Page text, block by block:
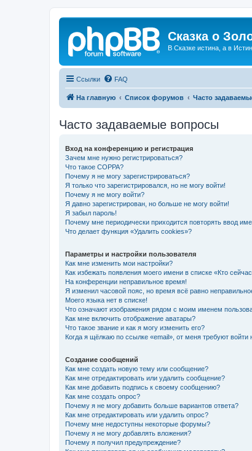
Сказка о
В Сказке истина, а в
Ссылки FAQ
На главную Список форумов Часто
Часто задаваемые вопросы
Вход на конференцию и регистрация
Зачем мне нужно регистрироваться?
Что такое COPPA?
Почему я не могу зарегистрироваться?
Я только что зарегистрировался, но не могу войти!
Почему я не могу войти?
Я давно зарегистрирован, но больше не могу войти!
Я забыл пароль!
Почему мне периодически приходится повторять ввод
Что делает функция «Удалить cookies»?
Параметры и настройки пользователя
Как мне изменить мои настройки?
Как избежать появления моего имени в списке «Кто
На конференции неправильное время!
Я изменил часовой пояс, но время всё равно
Моего языка нет в списке!
Что означают изображения рядом с моим именем
Как мне включить отображение аватары?
Что такое звание и как я могу изменить его?
Когда я щёлкаю по ссылке «email», от меня требуют войти
Создание сообщений
Как мне создать новую тему или сообщение?
Как мне отредактировать или удалить сообщение?
Как мне добавить подпись к своему сообщению?
Как мне создать опрос?
Почему я не могу добавить больше вариантов ответа?
Как мне отредактировать или удалить опрос?
Почему мне недоступны некоторые форумы?
Почему я не могу добавлять вложения?
Почему я получил предупреждение?